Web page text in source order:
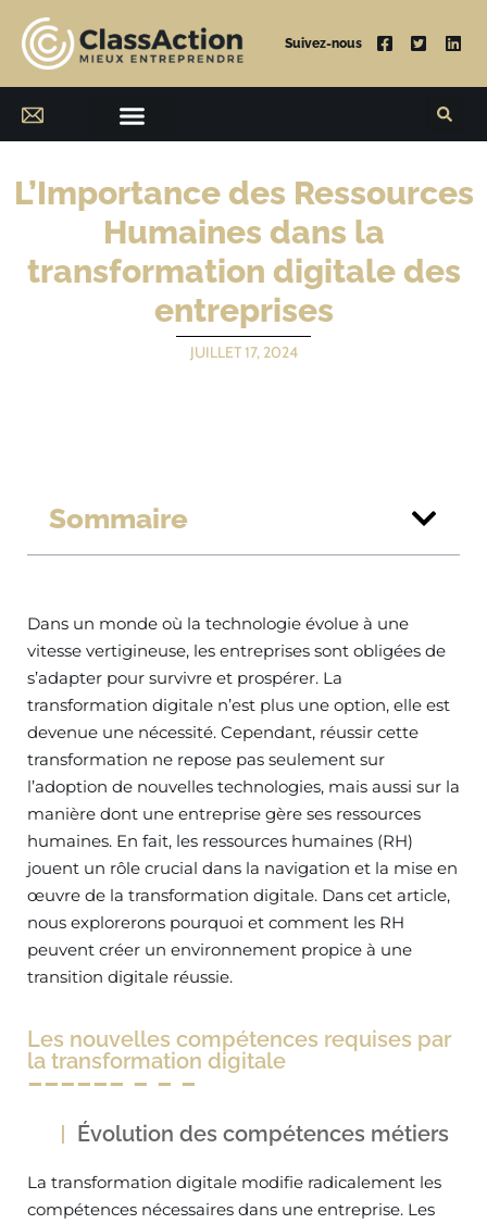
Suivez-nous
L’Importance des Ressources
Humaines dans la
transformation digitale des
entreprises
JUILLET 17, 2024
Sommaire
Dans un monde où la technologie évolue à une
vitesse vertigineuse, les entreprises sont obligées de
s’adapter pour survivre et prospérer. La
transformation digitale n’est plus une option, elle est
devenue une nécessité. Cependant, réussir cette
transformation ne repose pas seulement sur
l’adoption de nouvelles technologies, mais aussi sur la
manière dont une entreprise gère ses ressources
humaines. En fait, les ressources humaines (RH)
jouent un rôle crucial dans la navigation et la mise en
œuvre de la transformation digitale. Dans cet article,
nous explorerons pourquoi et comment les RH
peuvent créer un environnement propice à une
transition digitale réussie.
Les nouvelles compétences requises par
la transformation digitale
Évolution des compétences métiers
La transformation digitale modifie radicalement les
compétences nécessaires dans une entreprise. Les